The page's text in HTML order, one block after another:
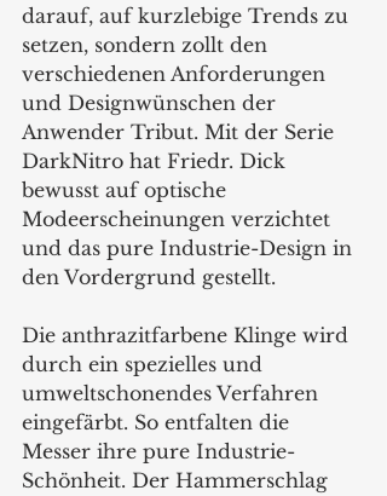
darauf, auf kurzlebige Trends zu
setzen, sondern zollt den
verschiedenen Anforderungen
und Designwünschen der
Anwender Tribut. Mit der Serie
DarkNitro hat Friedr. Dick
bewusst auf optische
Modeerscheinungen verzichtet
und das pure Industrie-Design in
den Vordergrund gestellt.
Die anthrazitfarbene Klinge wird
durch ein spezielles und
umweltschonendes Verfahren
eingefärbt. So entfalten die
Messer ihre pure Industrie-
Schönheit. Der Hammerschlag